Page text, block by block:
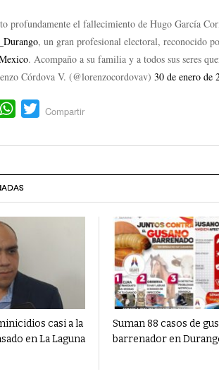
profundamente el fallecimiento de Hugo García
, un gran profesional electoral, reconocido
. Acompaño a su familia y a todos sus seres
Córdova V. (@lorenzocordovav) 30 de enero de
WhatsApp
Twitter
Compartir
casi a la
en La Laguna
Suman 88 casos de
barrenador en